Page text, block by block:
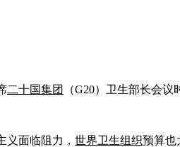
二十国集团
（G20）卫生部长会
面临阻力， 世界卫生组织预算也